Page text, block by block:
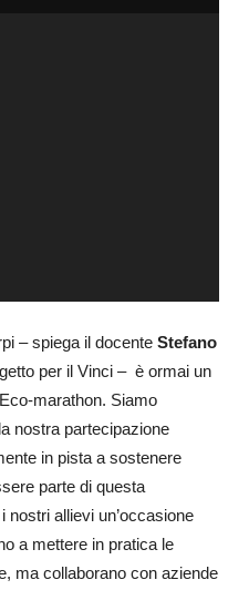
– spiega il docenteStefano
per il Vinci – è ormai un
marathon. Siamo
nostra partecipazione
in pista a sostenere
parte di questa
allievi un’occasione
a mettere in pratica le
ma collaborano con aziende